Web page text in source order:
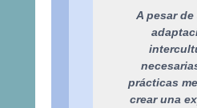
A pesar
prácticas
crear una